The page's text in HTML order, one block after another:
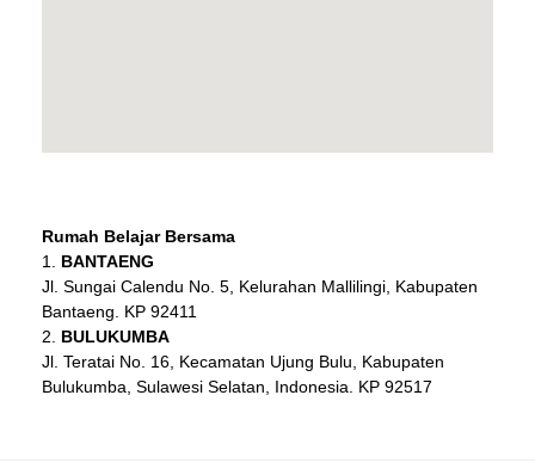
Rumah Belajar Bersama
BANTAENG
Jl. Sungai Calendu No. 5, Kelurahan Mallilingi, Kabupaten
Bantaeng. KP 92411
BULUKUMBA
Jl. Teratai No. 16, Kecamatan Ujung Bulu, Kabupaten
Bulukumba, Sulawesi Selatan, Indonesia. KP 92517